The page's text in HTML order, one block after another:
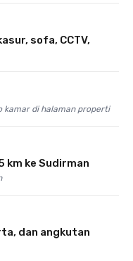
sofa, CCTV,
kamar di halaman properti
km ke Sudirman
dan angkutan